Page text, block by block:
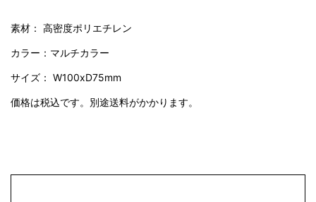
素材： 高密度ポリエチレン
カラー：マルチカラー
サイズ： W100xD75mm
価格は税込です。別途送料がかかります。